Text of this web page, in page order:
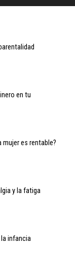
en tu
mujer es rentable?
y la fatiga
la infancia